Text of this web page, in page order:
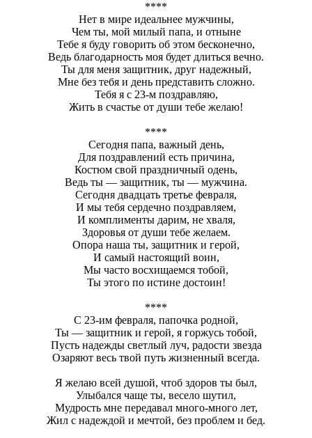
****
Нет в мире идеальнее мужчины,
Чем ты, мой милый папа, и отныне
Тебе я буду говорить об этом бесконечно,
Ведь благодарность моя будет длиться вечно.
Ты для меня защитник, друг надежный,
Мне без тебя и день представить сложно.
Тебя я с 23-м поздравляю,
Жить в счастье от души тебе желаю!
****
Сегодня папа, важный день,
Для поздравлений есть причина,
Костюм свой праздничный одень,
Ведь ты — защитник, ты — мужчина.
Сегодня двадцать третье февраля,
И мы тебя сердечно поздравляем,
И комплименты дарим, не хваля,
Здоровья от души тебе желаем.
Опора наша ты, защитник и герой,
И самый настоящий воин,
Мы часто восхищаемся тобой,
Ты этого по истине достоин!
****
С 23-им февраля, папочка родной,
Ты — защитник и герой, я горжусь тобой,
Пусть надежды светлый луч, радости звезда
Озаряют весь твой путь жизненный всегда.
Я желаю всей душой, чтоб здоров ты был,
Улыбался чаще ты, весело шутил,
Мудрость мне передавал много-много лет,
Жил с надеждой и мечтой, без проблем и бед.